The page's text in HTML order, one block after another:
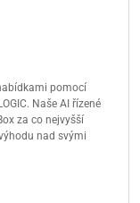
pomocí
Naše AI řízené
za co nejvyšší
nad svými